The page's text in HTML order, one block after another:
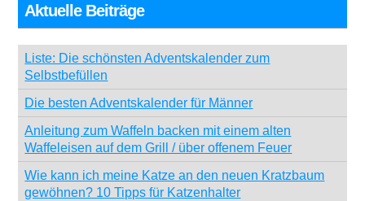
Aktuelle Beiträge
Liste: Die schönsten Adventskalender zum
Selbstbefüllen
Die besten Adventskalender für Männer
Anleitung zum Waffeln backen mit einem alten
Waffeleisen auf dem Grill / über offenem Feuer
Wie kann ich meine Katze an den neuen Kratzbaum
gewöhnen? 10 Tipps für Katzenhalter